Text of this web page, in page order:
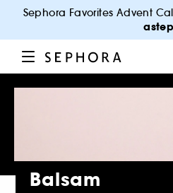
Sephora Favorites Advent
Balsam